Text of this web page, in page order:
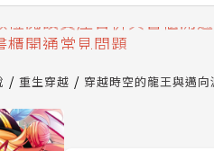
櫃開通常見問題
務升級重要說明及資產合
讀墨系統維護中，本站
重生穿越 穿越時空的龍王與邁